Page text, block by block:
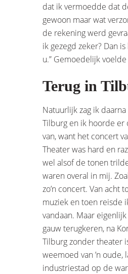
dat ik vermoedde dat
gewoon maar wat
de rekening werd
ik gezegd zeker? Dan
u.” Gemoedelijk voelde
Terug in
Natuurlijk zag ik
Tilburg en ik hoorde er
van, want het concert
Theater was hard en
wel alsof de tonen
waren overal in mij.
zo’n concert. Van acht
muziek en toen reisde
vandaan. Maar
gauw terugkeren, na
Tilburg zonder theater
weemoed van ’n oude,
industriestad op de